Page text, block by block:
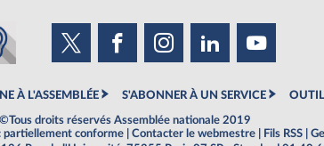
À L'ASSEMBLÉE S'ABONNER À UN SERVICE
©Tous droits réservés Assemblée nationale 2019
partiellement conforme Contacter le webmestre Fils RSS